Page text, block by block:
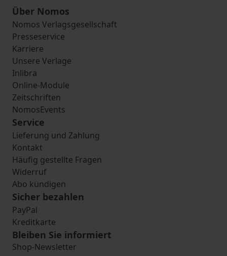
Über Nomos
Nomos Verlagsgesellschaft
Presseservice
Karriere
Unsere Verlage
Inlibra
Online-Module
Zeitschriften
NomosEvents
Service
Lieferung und Zahlung
Kontakt
Häufig gestellte Fragen
Widerruf
Abo kündigen
Sicher bezahlen
PayPal
Kreditkarte
Bleiben Sie informiert
Shop-Newsletter